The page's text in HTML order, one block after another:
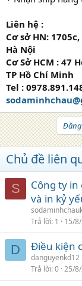
Liên hệ :
Cơ sở HN:
Hà Nội
Cơ Sở HCM : 47
TP Hồ Chí Minh
Tel :
Chủ đề liên
S
Công ty
và in kỷ
Trả lời 1 15/
D Điều kiện
danguyenkd12
Trả lời 0 25/